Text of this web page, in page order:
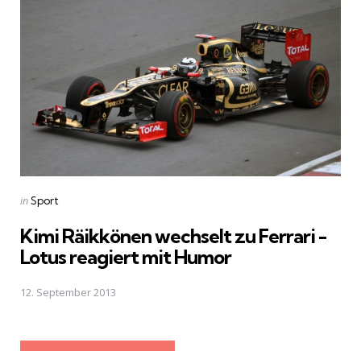
Posted
inSport
Kimi Räikkönen wechselt zu Ferrari -
Lotus reagiert mit Humor
12. September 2013